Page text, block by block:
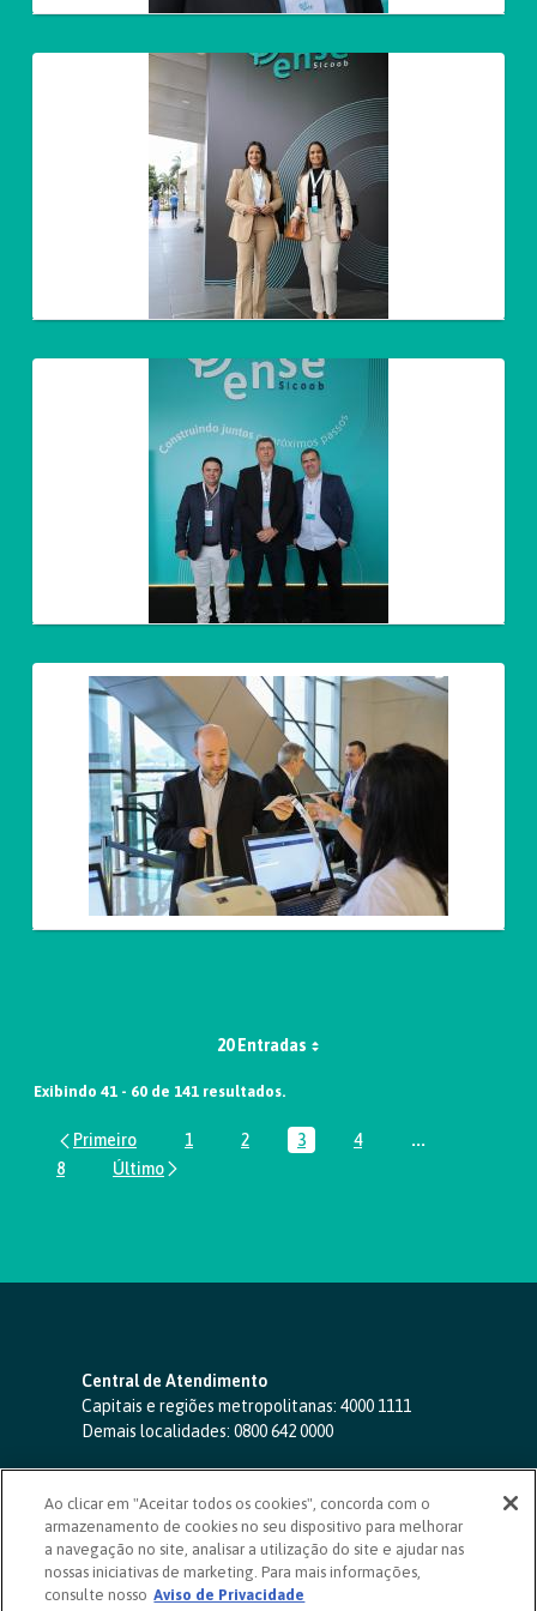
20 Entradas
Exibindo 41 - 60 de 141 resultados.
Página
1 Página
2 Página
3 Página
4 ...Páginas
Página
8
Central de Atendimento
Capitais e regiões metropolitanas: 4000 1111
Demais localidades: 0800 642 0000
SAC 24 horas-0800 724 4420
Ouvidoria
0800 725 0996
(de segunda a sexta, das 8h às 20h)
ouvidoriasicoob.com.br
Deficientes auditivos ou de fala
Ao clicar em "Aceitar todos os cookies", concorda com o
armazenamento de cookies no seu dispositivo para melhorar
a navegação no site, analisar a utilização do site e ajudar nas
nossas iniciativas de marketing. Para mais informações,
consulte nosso Aviso de Privacidade